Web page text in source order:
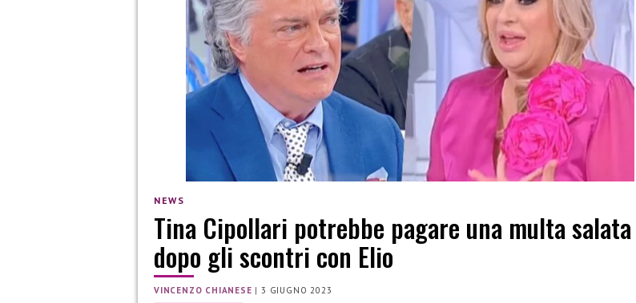
NEWS
Tina Cipollari potrebbe pagare una multa salata
dopo gli scontri con Elio
VINCENZO CHIANESE |3 GIUGNO 2023